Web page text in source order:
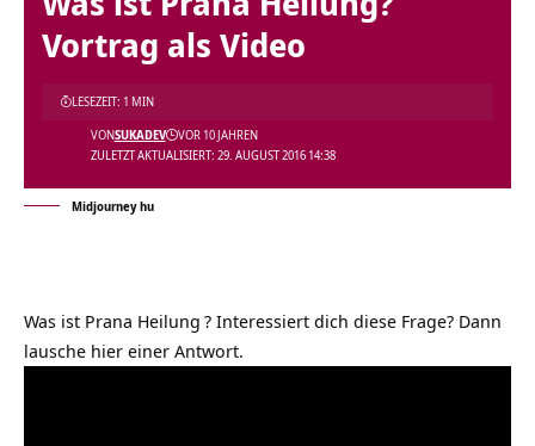
Vortrag als Video
ZULETZT AKTUALISIERT: 29. AUGUST 2016 14:38
VONSUKADEV VOR 10 JAHREN
LESEZEIT: 1 MIN
Midjourney hu
Was ist Prana Heilung ? Interessiert dich diese Frage? Dann
lausche hier einer Antwort.